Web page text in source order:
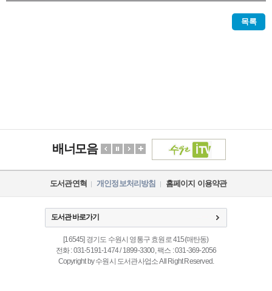
목록
배너모음
도서관연혁 개인정보처리방침 홈페이지 이용약관
[16545] 경기도 수원시 영통구 효원로 415(매탄동)
전화 : 031-5191-1474 / 1899-3300, 팩스 : 031-369-2056
Copyright by 수원시 도서관사업소 All Right Reserved.
도서관 바로가기